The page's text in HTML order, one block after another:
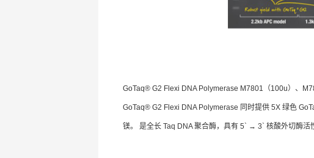
GoTaq® G2 Flexi DNA Polymerase M7801（100u）、
GoTaq® G2 Flexi DNA Polymerase 同时提供 5X 绿色
镁。 是全长 Taq DNA 聚合酶，具有 5` → 3` 核酸外切酶活